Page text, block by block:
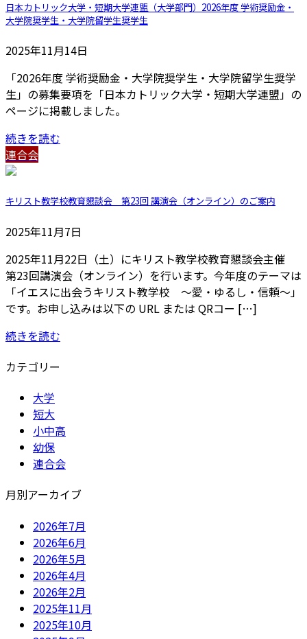
日本カトリック大学・短期大学連盟（大学部門）2026年度 学術奨励金・
大学院奨学生・大学院留学生奨学生
2025年11月14日
「2026年度 学術奨励金・大学院奨学生・大学院留学生奨学
生」の募集要項を「日本カトリック大学・短期大学連盟」の
ページに掲載しました。
続きを読む
連合会
キリスト教学校教育懇談会 第23回 講演会（オンライン）のご案内
2025年11月7日
2025年11月22日（土）にキリスト教学校教育懇談会主催
第23回講演会（オンライン）を行います。今年度のテーマは
「イエスに出会うキリスト教学校 ～愛・ゆるし・信頼～」
です。お申し込みは以下の URL または QRコー […]
続きを読む
カテゴリー
大学
短大
小中高
幼保
連合会
月別アーカイブ
2026年7月
2026年6月
2026年5月
2026年4月
2026年2月
2025年11月
2025年10月